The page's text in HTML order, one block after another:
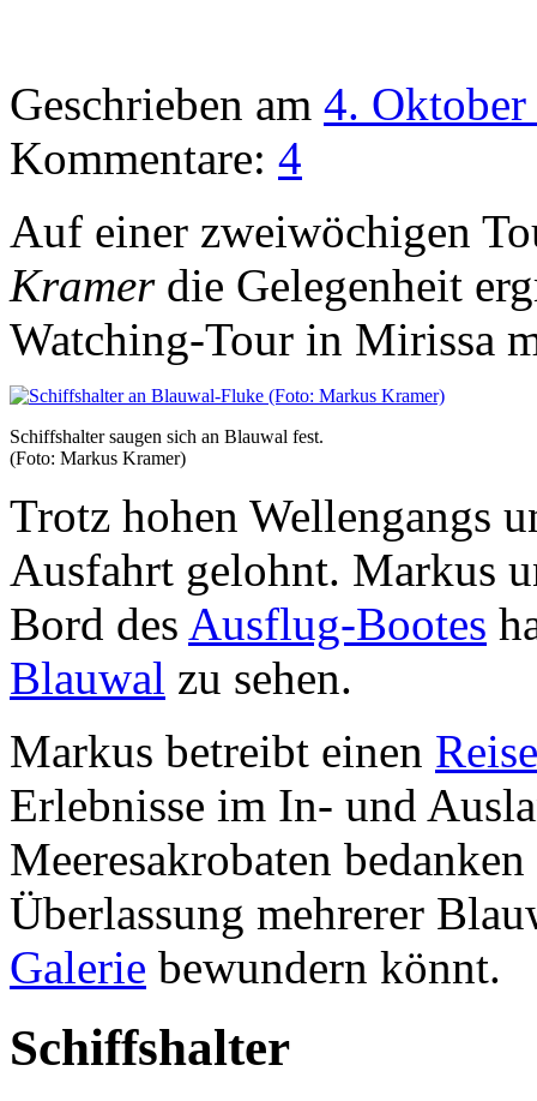
Geschrieben am 4.
Kommentare: 4
Auf einer zweiwöchigen
Kramerdie Gelegenheit
Watching-Tour in Mirissa
Schiffshalter saugen sich an Blauwal fest.
(Foto: Markus Kramer)
Trotz hohen Wellengangs
Ausfahrt gelohnt. Markus
Bord des Ausflug-Bootes
Blauwal zu sehen.
Markus betreibt einen
Erlebnisse im In- und
Meeresakrobaten
Überlassung mehrerer
Galerie bewundern könnt.
Schiffshalter